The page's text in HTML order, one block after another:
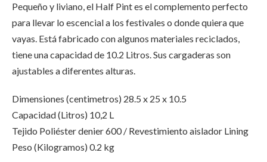
on
Facebook
Naranja"
on
Twitter
on
Email
Pequeño y liviano, el Half Pint es el complemento perfecto
para llevar lo escencial a los festivales o donde quiera que
vayas. Está fabricado con algunos materiales reciclados,
tiene una capacidad de 10.2 Litros. Sus cargaderas son
ajustables a diferentes alturas.
Dimensiones (centimetros) 28.5 x 25 x 10.5
Capacidad (Litros) 10,2 L
Tejido Poliéster denier 600 / Revestimiento aislador Lining
Peso (Kilogramos) 0.2 kg